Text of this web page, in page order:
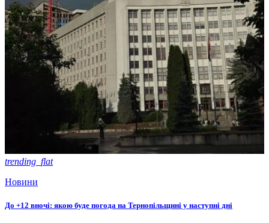
trending_flat
Новини
До +12 вночі: якою буде погода на Тернопільщині у наступні дні